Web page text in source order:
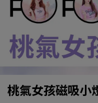
桃氣女孩磁吸小